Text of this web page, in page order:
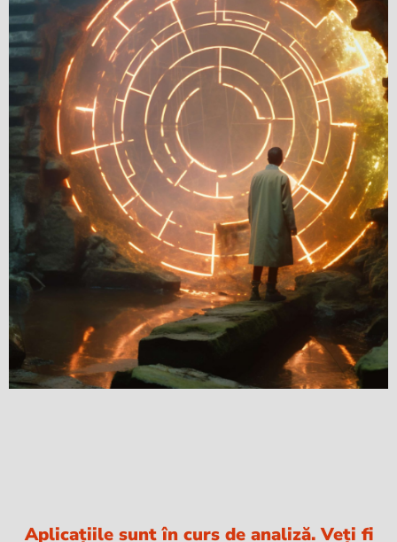
Aplicațiile sunt în curs de analiză. Veți fi